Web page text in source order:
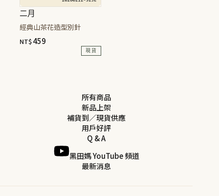
選
項
二月
經典山茶花造型別針
NT$459
現貨
所有商品
新品上架
補貨到／現貨供應
用戶好評
Q & A
黑田媽 YouTube 頻道
最新消息